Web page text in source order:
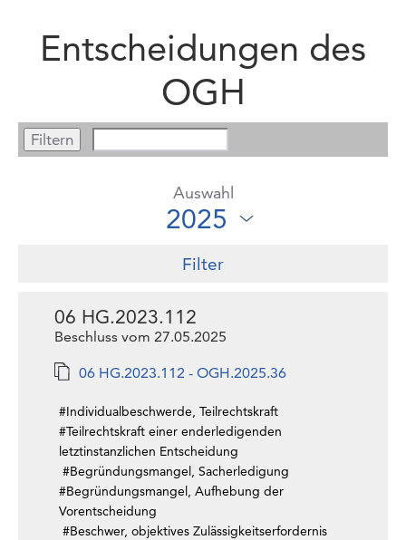
Entscheidungen des
OGH
Auswahl
Filter
06 HG.2023.112
Beschluss vom 27.05.2025
06 HG.2023.112 - OGH.2025.36
#Individualbeschwerde, Teilrechtskraft
#Teilrechtskraft einer enderledigenden
letztinstanzlichen Entscheidung
#Begründungsmangel, Sacherledigung
#Begründungsmangel, Aufhebung der
Vorentscheidung
#Beschwer, objektives Zulässigkeitserfordernis